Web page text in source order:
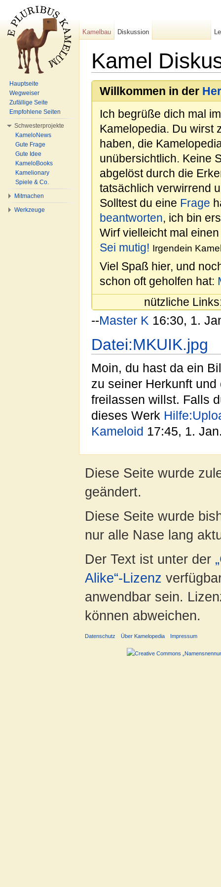
Kamel
Willkommen in der
Ich begrüße dich mal
Kamelopedia. Du wirst
haben, die
unübersichtlich. Keine
abgelöst durch die
tatsächlich verwirrend
Solltest du eine Frage
beantworten, ich bin
Wirf vielleicht mal
Sei mutig! Irgendein
Viel Spaß hier, und
schon oft geholfen hat:
nützliche
--Master K 16:30, 1.
Datei:MKUIK.jpg
Moin, du hast da ein
zu seiner Herkunft
freilassen willst. Falls
dieses Werk
Kameloid 17:45, 1.
Kamelbau Diskussion
Hauptseite
Wegweiser
Zufällige Seite
Empfohlene Seiten
Schwesterprojekte
KameloNews
Gute Frage
Gute Idee
KameloBooks
Kamelionary
Spiele & Co.
Mitmachen
Werkzeuge
Diese Seite wurde
geändert.
Diese Seite wurde
nur alle Nase lang
Der Text ist unter der
Alike“-Lizenz
anwendbar sein.
können abweichen.
Datenschutz Über Kamelopedia Impressum